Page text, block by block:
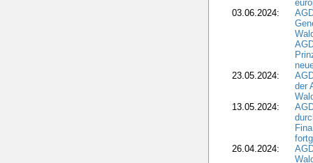
03.06.2024:
23.05.2024:
der
13.05.2024:
26.04.2024: